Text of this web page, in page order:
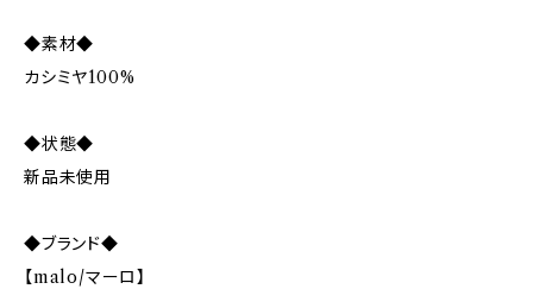
◆素材◆
カシミヤ100%
◆状態◆
新品未使用
◆ブランド◆
【malo/マーロ】